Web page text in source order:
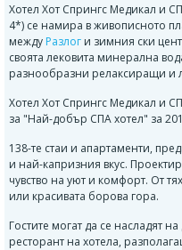
Хотел Хот Спрингс Медикал и
4*) се намира в живописното
между Разлог и зимния ски
своята лековита минерална
разнообразни релаксиращи и
Хотел Хот Спрингс Медикал и
за "Най-добър СПА хотел" за
138-те стаи и апартаменти,
и най-капризния вкус.
чувство на уют и комфорт. От
или красивата борова гора.
Гостите могат да се насладят
ресторант на хотела,